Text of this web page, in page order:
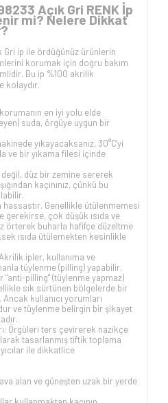
Açık Gri RENK İp
mi? Nelere Dikkat
Gri ip ile ördüğünüz ürünlerin
korumak için doğru bakım
Bu ip %100 akrilik
kolaydır.
en iyi yolu elde
suda, örgüye uygun bir
yıkayacaksanız, 30°C'yi
ve bir yıkama filesi içinde
düz bir zemine sererek
kaçınınız, çünkü bu
hassastır. Genellikle ütülenmemesi
gerekirse, çok düşük ısıda ve
örterek buharla hafifçe düzeltme
ısıda ütülemekten kesinlikle
ipler, kullanıma ve
tüylenme (pilling) yapabilir.
"anti-pilling" (tüylenme yapmaz)
sık sürtünen bölgelerde bir
kullanıcı yorumları
ve tüylenme belirgin bir şikayet
Örgüleri ters çevirerek nazikçe
tasarlanmış tiftik toplama
ile dikkatlice
alan ve güneşten uzak bir yerde